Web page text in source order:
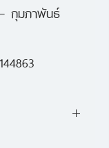
กุมภาพันธ์